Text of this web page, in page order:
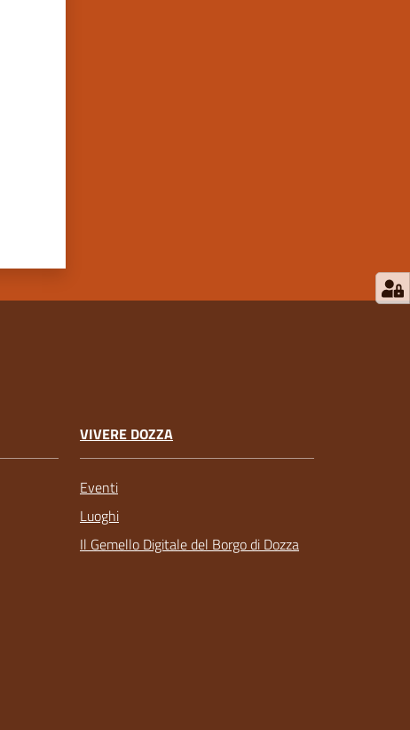
VIVERE DOZZA
Eventi
Luoghi
Il Gemello Digitale del Borgo di Dozza